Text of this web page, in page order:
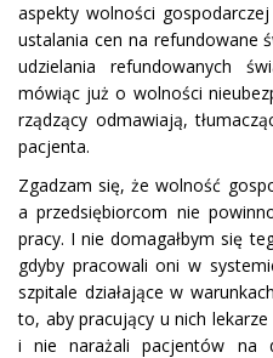
aspekty wolności
ustalania cen na refundowane
udzielania refundowanych
mówiąc już o wolności
rządzący odmawiają,
pacjenta.
Zgadzam się, że wolność
a przedsiębiorcom nie
pracy. I nie domagałbym się
gdyby pracowali oni w
szpitale działające w
to, aby pracujący u nich
i nie narażali pacjentów na